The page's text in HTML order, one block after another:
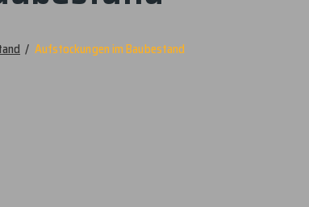
/ Aufstockungen im Baubestand